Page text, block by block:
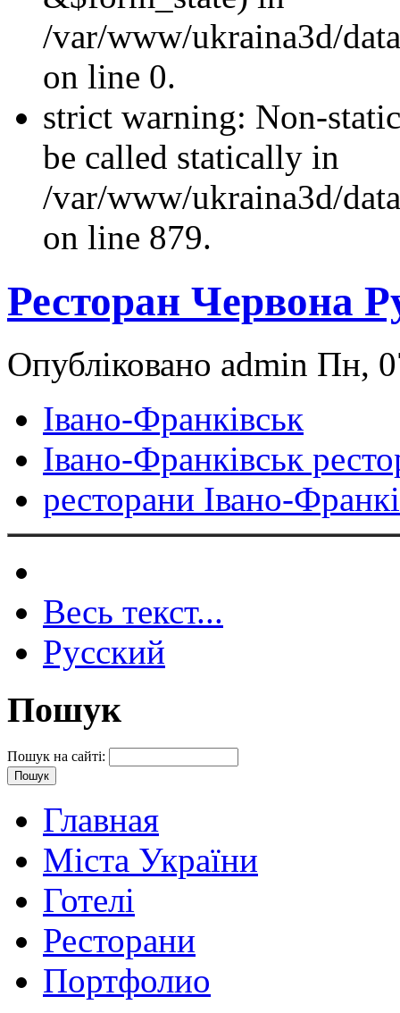
/var/www/ukraina3d/
on line 0.
strict warning: Non-
be called statically in
/var/www/ukraina3d/
on line 879.
Ресторан Червона
Опубліковано admin Пн,
Івано-Франківськ
Івано-Франківськ
ресторани Івано-
Весь текст...
Русский
Пошук
Пошук на сайті:
Главная
Міста України
Готелі
Ресторани
Портфолио